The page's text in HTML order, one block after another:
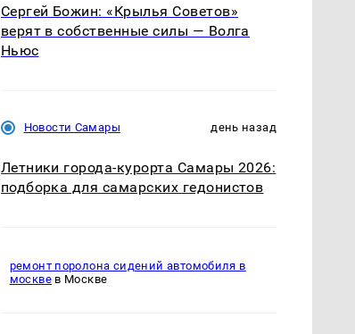
Сергей Божин: «Крылья Советов»
верят в собственные силы — Волга
Ньюс
Новости Самары день назад
Летники города-курорта Самары 2026:
подборка для самарских гедонистов
ремонт поролона сидений автомобиля в
москвев Москве